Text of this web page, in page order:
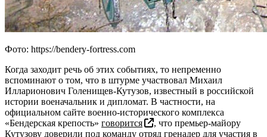
Фото: https://bendery-fortress.com
Когда заходит речь об этих событиях, то непременно
вспоминают о том, что в штурме участвовал Михаил
Илларионович Голенищев-Кутузов, известный в российской
истории военачальник и дипломат. В частности, на
официальном сайте военно-исторического комплекса
«Бендерская крепость» говорится
, что премьер-майору
Кутузову доверили под команду отряд гренадер для участия в